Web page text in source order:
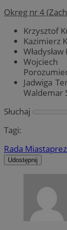
Okręg nr 4
Krzysztof
Kazimierz
Jadwiga
Waldemar
Słuchaj
Tagi:
Rada Miasta
Udostępnij